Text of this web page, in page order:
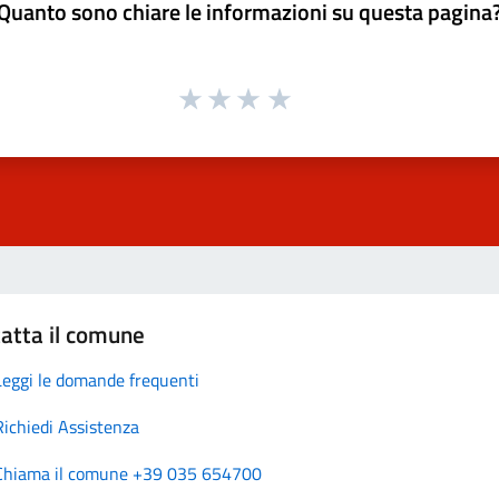
sono chiare le informazioni su questa
il comune
le domande frequenti
Assistenza
il comune +39 035 654700